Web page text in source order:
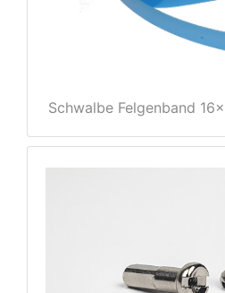
Schwalbe Felgenband